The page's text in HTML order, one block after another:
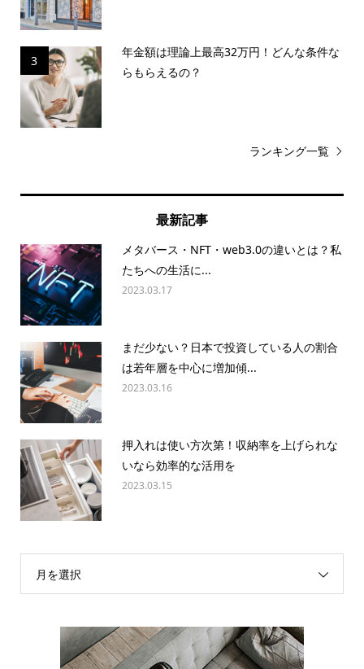
3
年金額は理論上最高32万円！どんな条件な
らもらえるの？
ランキング一覧
最新記事
メタバース・NFT・web3.0の違いとは？私
たちへの生活に...
2023.03.17
まだ少ない？日本で投資している人の割合
は若年層を中心に増加傾...
2023.03.16
押入れは使い方次第！収納率を上げられな
いなら効率的な活用を
2023.03.15
月を選択